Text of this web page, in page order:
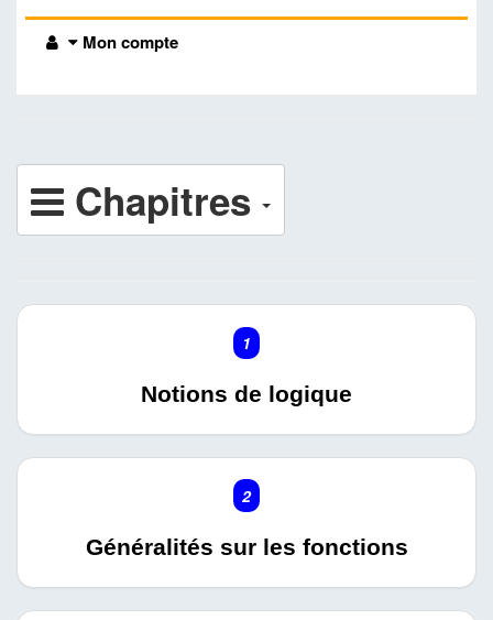
Mon compte
Chapitres
1
Notions de logique
2
Généralités sur les fonctions